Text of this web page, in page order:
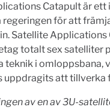
Catapult är ett
för att
Satellite Applications
totalt sex satelliter
teknik i omloppsbana,
uppdragits att tillverka
av en av 3U-